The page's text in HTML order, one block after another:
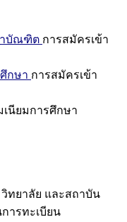
าบัณฑิต การสมัครเข้า
กษา การสมัครเข้า
เนียมการศึกษา
ทยาลัย และสถาบัน
ารทะเบียน